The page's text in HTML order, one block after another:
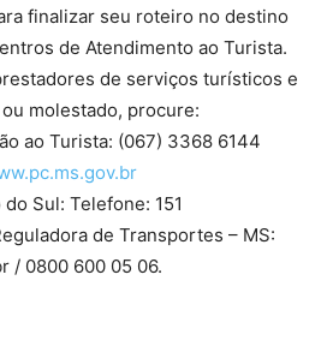
finalizar seu roteiro no destino
de Atendimento ao Turista.
de serviços turísticos e
molestado, procure:
ao Turista: (067) 3368 6144
Sul: Telefone: 151
de Transportes – MS:
/ 0800 600 05 06.